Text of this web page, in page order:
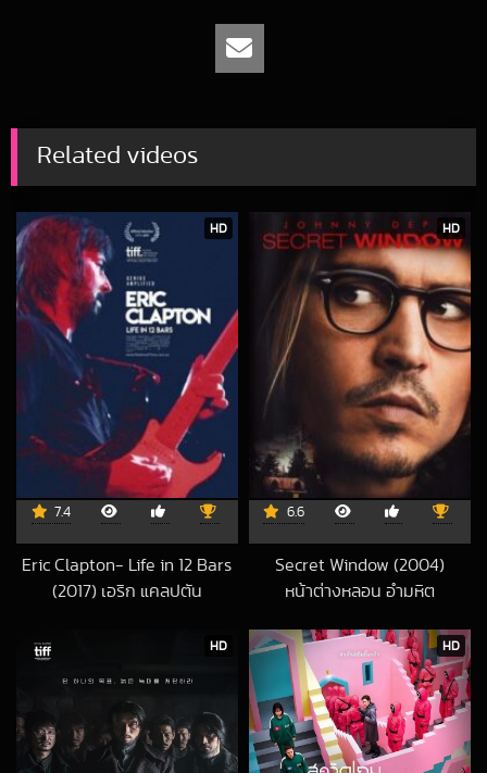
Related videos
HD
7.4
Eric Clapton- Life in 12 Bars
(2017) เอริก แคลปตัน
HD
6.6
Secret Window (2004)
หน้าต่างหลอน อำมหิต
HD HD